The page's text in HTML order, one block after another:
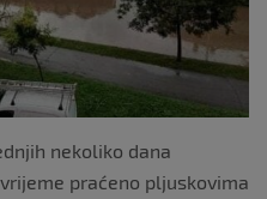
nekoliko dana
praćeno pljuskovima